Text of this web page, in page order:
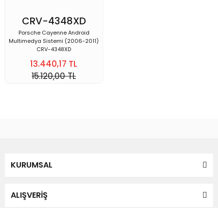
CRV-4348XD
Porsche Cayenne Android
Multimedya Sistemi (2006-2011)
CRV-4348XD
13.440,17 TL
15.120,00 TL
KURUMSAL
ALIŞVERİŞ